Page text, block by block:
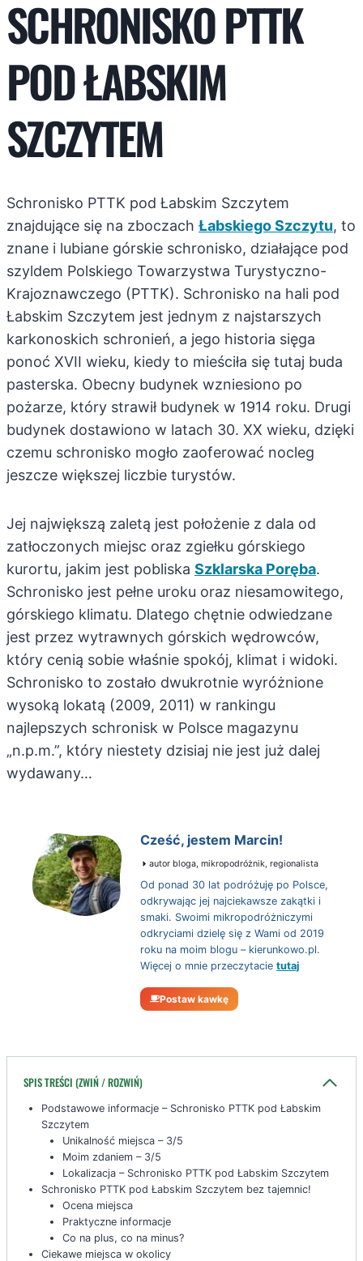
SCHRONISKO PTTK
POD ŁABSKIM
SZCZYTEM
Schronisko PTTK pod Łabskim Szczytem
znajdujące się na zboczach Łabskiego Szczytu, to
znane i lubiane górskie schronisko, działające pod
szyldem Polskiego Towarzystwa Turystyczno-
Krajoznawczego (PTTK). Schronisko na hali pod
Łabskim Szczytem jest jednym z najstarszych
karkonoskich schronień, a jego historia sięga
ponoć XVII wieku, kiedy to mieściła się tutaj buda
pasterska. Obecny budynek wzniesiono po
pożarze, który strawił budynek w 1914 roku. Drugi
budynek dostawiono w latach 30. XX wieku, dzięki
czemu schronisko mogło zaoferować nocleg
jeszcze większej liczbie turystów.
Jej największą zaletą jest położenie z dala od
zatłoczonych miejsc oraz zgiełku górskiego
kurortu, jakim jest pobliska Szklarska Poręba.
Schronisko jest pełne uroku oraz niesamowitego,
górskiego klimatu. Dlatego chętnie odwiedzane
jest przez wytrawnych górskich wędrowców,
który cenią sobie właśnie spokój, klimat i widoki.
Schronisko to zostało dwukrotnie wyróżnione
wysoką lokatą (2009, 2011) w rankingu
najlepszych schronisk w Polsce magazynu
„n.p.m.”, który niestety dzisiaj nie jest już dalej
wydawany…
Cześć, jestem Marcin!
autor bloga, mikropodróżnik, regionalista
Od ponad 30 lat podróżuję po Polsce,
odkrywając jej najciekawsze zakątki i
smaki. Swoimi mikropodróżniczymi
odkryciami dzielę się z Wami od 2019
roku na moim blogu – kierunkowo.pl.
Więcej o mnie przeczytacietutaj
Postaw kawkę
SPIS TREŚCI (ZWIŃ / ROZWIŃ)
Podstawowe informacje – Schronisko PTTK pod Łabskim
Szczytem
Unikalność miejsca – 3/5
Moim zdaniem – 3/5
Lokalizacja – Schronisko PTTK pod Łabskim Szczytem
Schronisko PTTK pod Łabskim Szczytem bez tajemnic!
Ocena miejsca
Praktyczne informacje
Co na plus, co na minus?
Ciekawe miejsca w okolicy